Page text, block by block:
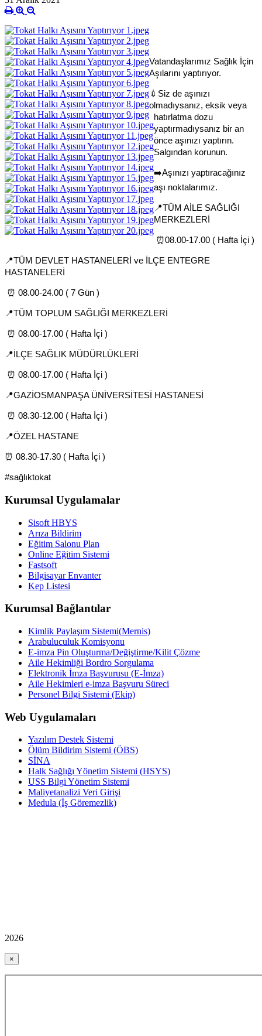
Vatandaşlarımız Sağlık İçin
Aşılarını yaptırıyor.
💉 Siz de aşınızı
olmadıysanız, eksik veya
hatırlatma dozu
yaptırmadıysanız bir an
önce aşınızı yaptırın.
Salgından korunun.
➡️Aşınızı yaptıracağınız
aşı noktalarımız.
📍TÜM AİLE SAĞLIĞI
MERKEZLERİ
⏰08.00-17.00 ( Hafta İçi )
📍TÜM DEVLET HASTANELERİ ve İLÇE ENTEGRE
HASTANELERİ
⏰ 08.00-24.00 ( 7 Gün )
📍TÜM TOPLUM SAĞLIĞI MERKEZLERİ
⏰ 08.00-17.00 ( Hafta İçi )
📍İLÇE SAĞLIK MÜDÜRLÜKLERİ
⏰ 08.00-17.00 ( Hafta İçi )
📍GAZİOSMANPAŞA ÜNİVERSİTESİ HASTANESİ
⏰ 08.30-12.00 ( Hafta İçi )
📍ÖZEL HASTANE
⏰ 08.30-17.30 ( Hafta İçi )
#sağlıktokat
Kurumsal Uygulamalar
Sisoft HBYS
Arıza Bildirim
Eğitim Salonu Plan
Online Eğitim Sistemi
Fastsoft
Bilgisayar Envanter
Kep Listesi
Kurumsal Bağlantılar
Kimlik Paylaşım Sistemi(Mernis)
Arabuluculuk Komisyonu
E-imza Pin Oluşturma/Değiştirme/Kilit Çözme
Aile Hekimliği Bordro Sorgulama
Elektronik İmza Başvurusu (E-İmza)
Aile Hekimleri e-imza Başvuru Süreci
Personel Bilgi Sistemi (Ekip)
Web Uygulamaları
Yazılım Destek Sistemi
Ölüm Bildirim Sistemi (ÖBS)
SİNA
Halk Sağlığı Yönetim Sistemi (HSYS)
USS Bilgi Yönetim Sistemi
Maliyetanalizi Veri Girişi
Medula (İş Göremezlik)
2026
×